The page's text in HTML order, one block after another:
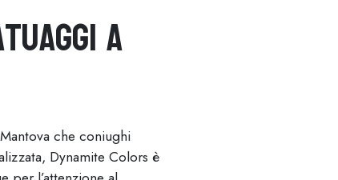
a
che coniughi
Dynamite Colors è